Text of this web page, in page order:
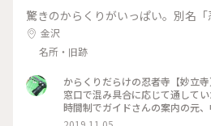
驚きのからくりがいっぱい。別名「
金沢
名所・旧跡
からくりだらけの忍者寺【妙立
窓口で混み具合に応じて通して
時間制でガイドさんの案内の元
はできませんが様々なからくり